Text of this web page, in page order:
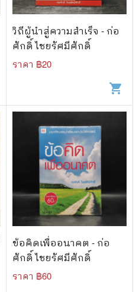
วิถีผู้นำสู่ความสำเร็จ - ก่อ
ศักดิ์ ไชยรัศมีศักดิ์
ราคา ฿20
shopping_cart
ข้อคิดเพื่ออนาคต - ก่อ
ศักดิ์ ไชยรัศมีศักดิ์
ราคา ฿60